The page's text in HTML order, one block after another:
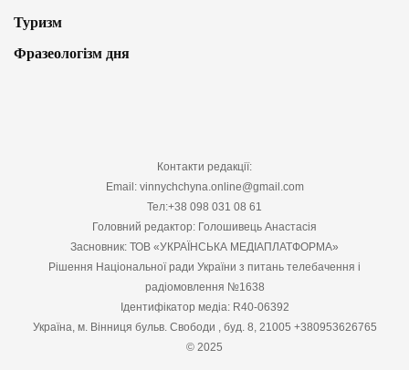
Туризм
Фразеологізм дня
Контакти редакції:
Email: vinnychchyna.online@gmail.com
Тел:+38 098 031 08 61
Головний редактор: Голошивець Анастасія
Засновник: ТОВ «УКРАЇНСЬКА МЕДІАПЛАТФОРМА»
Рішення Національної ради України з питань телебачення і
радіомовлення №1638
Ідентифікатор медіа: R40-06392
Україна, м. Вінниця бульв. Свободи , буд. 8, 21005 +380953626765
© 2025